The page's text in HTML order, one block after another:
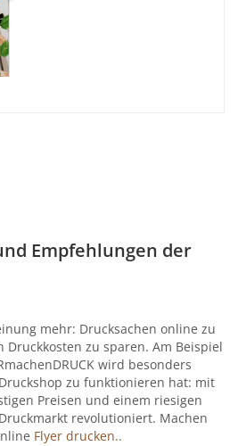
Empfehlungen der
mehr: Drucksachen online zu
zu sparen. Am Beispiel
wird besonders
zu funktionieren hat: mit
Preisen und einem riesigen
revolutioniert. Machen
Flyer drucken..